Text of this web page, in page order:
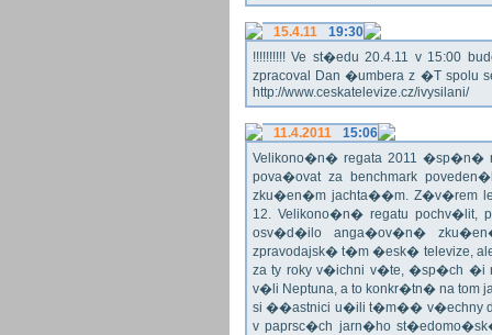
15.4.11
19:30
!!!!!!!!!! Ve st�edu 20.4.11 v 15:00
zpracoval Dan �umbera z �T spolu
http://www.ceskatelevize.cz/ivysilani/
11.4.2011
15:06
Velikono�n� regata 2011 �sp�n�
pova�ovat za benchmark
zku�en�m jachta��m. Z�v�rem
12. Velikono�n� regatu
osv�d�ilo anga�ov�n�
zpravodajsk� t�m �esk� televize,
za ty roky v�ichni v�te, �sp�ch
v�li Neptuna, a to konkr�tn� na tom
si ��astnici u�ili t�m�� v�echny
v paprsc�ch jarn�ho